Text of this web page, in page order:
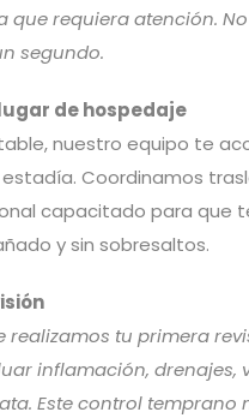
que requiera atención.
segundo.
de hospedaje
nuestro equipo te
Coordinamos
capacitado para que
y sin sobresaltos.
realizamos tu primera
inflamación, drenajes,
Este control temprano